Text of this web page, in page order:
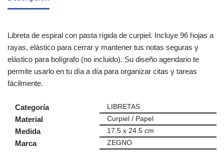
Libreta de espiral con pasta rígida de curpiel. Incluye 96 hojas a
rayas, elástico para cerrar y mantener tus notas seguras y
elástico para bolígrafo (no incluido). Su diseño agendario te
permite usarlo en tu día a día para organizar citas y tareas
fácilmente.
Categoría LIBRETAS
Material Curpiel / Papel
Medida 17.5 x 24.5 cm
Marca ZEGNO